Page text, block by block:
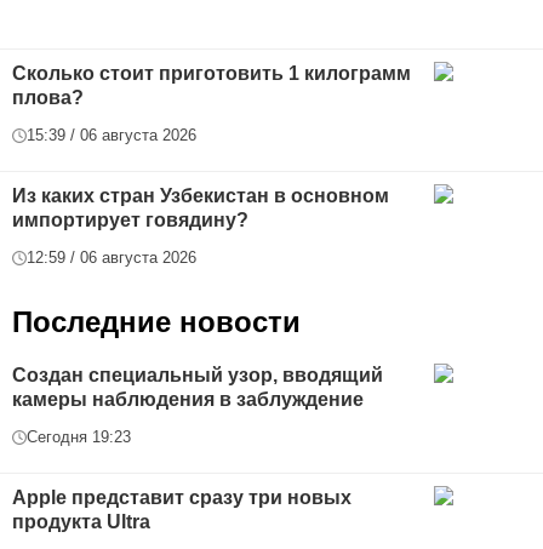
Сколько стоит приготовить 1 килограмм
плова?
15:39 / 06 августа 2026
Из каких стран Узбекистан в основном
импортирует говядину?
12:59 / 06 августа 2026
Последние новости
Создан специальный узор, вводящий
камеры наблюдения в заблуждение
Сегодня 19:23
Apple представит сразу три новых
продукта Ultra